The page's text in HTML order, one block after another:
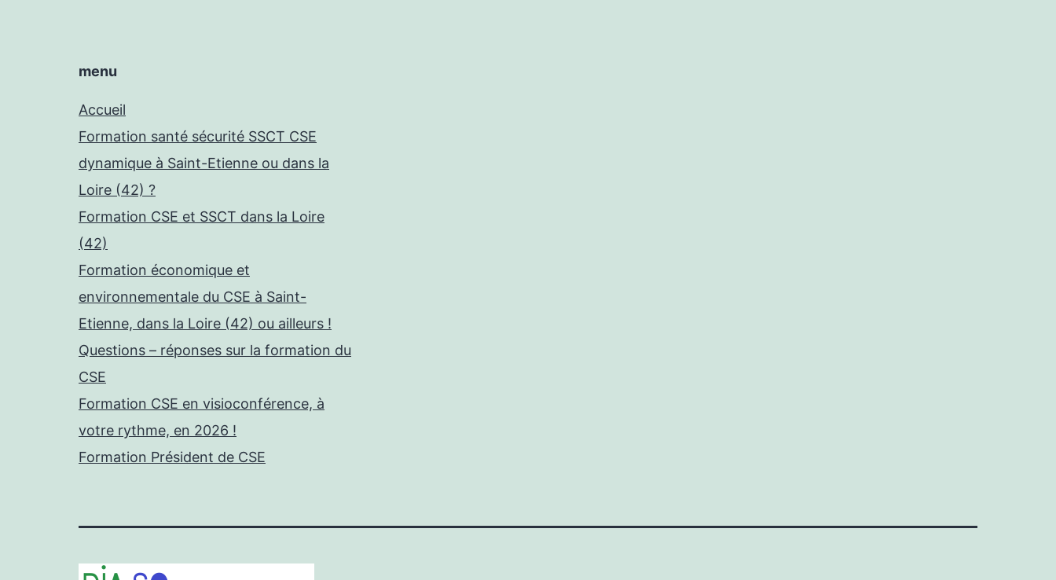
menu
Accueil
Formation santé sécurité SSCT CSE
dynamique à Saint-Etienne ou dans la
Loire (42) ?
Formation CSE et SSCT dans la Loire
(42)
Formation économique et
environnementale du CSE à Saint-
Etienne, dans la Loire (42) ou ailleurs !
Questions – réponses sur la formation du
CSE
Formation CSE en visioconférence, à
votre rythme, en 2026 !
Formation Président de CSE